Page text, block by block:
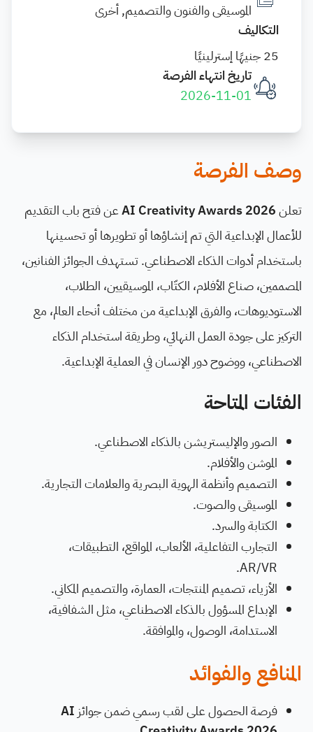
الموسيقى والفنون والتصميم, أخرى
التكاليف
25 جنيهًا إسترلينيًا
تاريخ انتهاء الفرصة
2026-11-01
وصف الفرصة
تعلنAI Creativity Awards 2026عن فتح باب التقديم
للأعمال الإبداعية التي تم إنشاؤها أو تطويرها أو تحسينها
باستخدام أدوات الذكاء الاصطناعي. تستهدف الجوائز الفنانين،
المصممين، صناع الأفلام، الكتّاب، الموسيقيين، الطلاب،
الاستوديوهات، والفرق الإبداعية من مختلف أنحاء العالم، مع
التركيز على جودة العمل النهائي، وطريقة استخدام الذكاء
الاصطناعي، ووضوح دور الإنسان في العملية الإبداعية.
الفئات المتاحة
الصور والإليستريشن بالذكاء الاصطناعي.
الموشن والأفلام.
التصميم وأنظمة الهوية البصرية والعلامات التجارية.
الموسيقى والصوت.
الكتابة والسرد.
التجارب التفاعلية، الألعاب، المواقع، التطبيقات،
AR/VR.
الأزياء، تصميم المنتجات، العمارة، والتصميم المكاني.
الإبداع المسؤول بالذكاء الاصطناعي، مثل الشفافية،
الاستدامة، الوصول، والموافقة.
المنافع والفوائد
فرصة الحصول على لقب رسمي ضمن جوائز AI